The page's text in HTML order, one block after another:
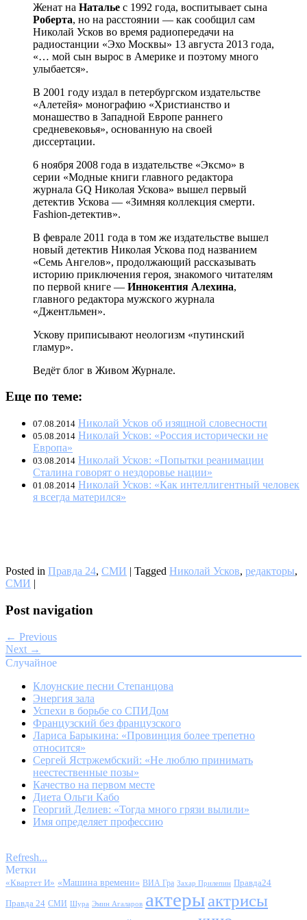
Женат на Наталье с 1992 года, воспитывает сына
Роберта, но на расстоянии — как сообщил сам
Николай Усков во время радиопередачи на
радиостанции «Эхо Москвы» 13 августа 2013 года,
«… мой сын вырос в Америке и поэтому много
улыбается».
В 2001 году издал в петербургском издательстве
«Алетейя» монографию «Христианство и
монашество в Западной Европе раннего
средневековья», основанную на своей
диссертации.
6 ноября 2008 года в издательстве «Эксмо» в
серии «Модные книги главного редактора
журнала GQ Николая Ускова» вышел первый
детектив Ускова — «Зимняя коллекция смерти.
Fashion-детектив».
В феврале 2011 года в том же издательстве вышел
новый детектив Николая Ускова под названием
«Семь Ангелов», продолжающий рассказывать
историю приключения героя, знакомого читателям
по первой книге — Иннокентия Алехина,
главного редактора мужского журнала
«Джентльмен».
Ускову приписывают неологизм «путинский
гламур».
Ведёт блог в Живом Журнале.
Еще по теме:
07.08.2014 Николай Усков об изящной словесности
05.08.2014 Николай Усков: «Россия исторически не
Европа»
03.08.2014 Николай Усков: «Попытки реанимации
Сталина говорят о нездоровье нации»
01.08.2014 Николай Усков: «Как интеллигентный человек
я всегда матерился»
Posted in Правда 24, СМИ | Tagged Николай Усков, редакторы,
СМИ |
Post navigation
← Previous
Next →
Случайное
Клоунские песни Степанцова
Энергия зала
Успехи в борьбе со СПИДом
Французский без французского
Лариса Барыкина: «Провинция более трепетно
относится»
Сергей Ястржембский: «Не люблю принимать
неестественные позы»
Качество на первом месте
Диета Ольги Кабо
Георгий Делиев: «Тогда много грязи вылили»
Имя определяет профессию
Refresh...
Метки
«Квартет И» «Машина времени» ВИА Гра Захар Прилепин Правда24
Правда 24 СМИ Шура Эмин Агаларов актерыактрисы